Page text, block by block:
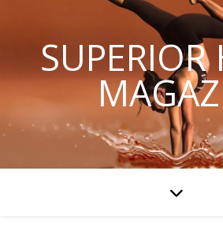
SUPERIOR